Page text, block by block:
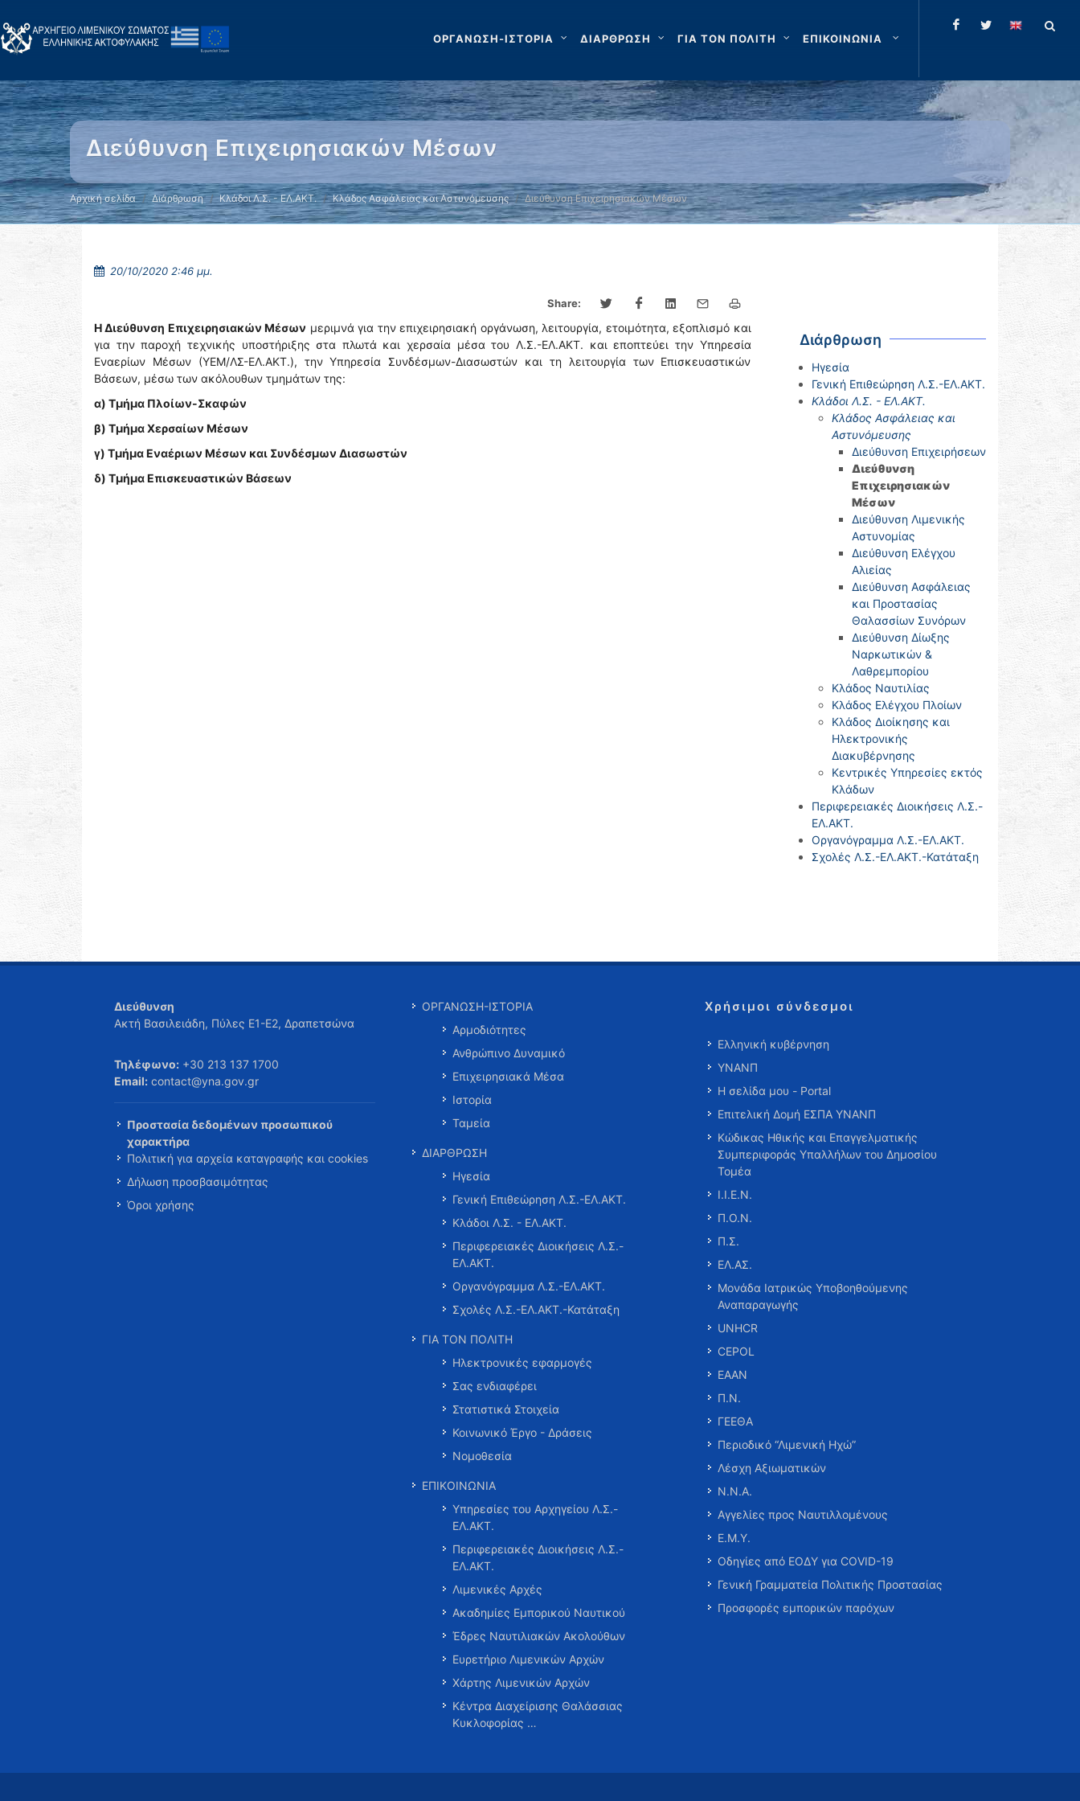
ΟΡΓΑΝΩΣΗ-ΙΣΤΟΡΙΑ ΔΙΑΡΘΡΩΣΗ ΓΙΑ ΤΟΝ ΠΟΛΙΤΗ ΕΠΙΚΟΙΝΩΝΙΑ
Διεύθυνση Επιχειρησιακών Μέσων
Αρχική σελίδα Διάρθρωση Κλάδοι Λ.Σ. - ΕΛ.ΑΚΤ. Κλάδος Ασφάλειας και Αστυνόμευσης Διεύθυνση Επιχειρησιακών Μέσων
20/10/2020 2:46 μμ.
Share:
Η Διεύθυνση Επιχειρησιακών Μέσων μεριμνά για την επιχειρησιακή οργάνωση, λειτουργία, ετοιμότητα, εξοπλισμό και
για την παροχή τεχνικής υποστήριξης στα πλωτά και χερσαία μέσα του Λ.Σ.-ΕΛ.ΑΚΤ. και εποπτεύει την Υπηρεσία
Εναερίων Μέσων (ΥΕΜ/ΛΣ-ΕΛ.ΑΚΤ.), την Υπηρεσία Συνδέσμων-Διασωστών και τη λειτουργία των Επισκευαστικών
Βάσεων, μέσω των ακόλουθων τμημάτων της:
α) Τμήμα Πλοίων-Σκαφών
β) Τμήμα Χερσαίων Μέσων
γ) Τμήμα Εναέριων Μέσων και Συνδέσμων Διασωστών
δ) Τμήμα Επισκευαστικών Βάσεων
Διάρθρωση
Ηγεσία
Γενική Επιθεώρηση Λ.Σ.-ΕΛ.ΑΚΤ.
Κλάδοι Λ.Σ. - ΕΛ.ΑΚΤ.
Κλάδος Ασφάλειας και
Αστυνόμευσης
Διεύθυνση Επιχειρήσεων
Διεύθυνση
Επιχειρησιακών
Μέσων
Διεύθυνση Λιμενικής
Αστυνομίας
Διεύθυνση Ελέγχου
Αλιείας
Διεύθυνση Ασφάλειας
και Προστασίας
Θαλασσίων Συνόρων
Διεύθυνση Δίωξης
Ναρκωτικών &
Λαθρεμπορίου
Κλάδος Ναυτιλίας
Κλάδος Ελέγχου Πλοίων
Κλάδος Διοίκησης και
Ηλεκτρονικής
Διακυβέρνησης
Κεντρικές Υπηρεσίες εκτός
Κλάδων
Περιφερειακές Διοικήσεις Λ.Σ.-
ΕΛ.ΑΚΤ.
Οργανόγραμμα Λ.Σ.-ΕΛ.ΑΚΤ.
Σχολές Λ.Σ.-ΕΛ.ΑΚΤ.-Κατάταξη
Διεύθυνση
Ακτή Βασιλειάδη, Πύλες Ε1-Ε2, Δραπετσώνα
Τηλέφωνο: +30 213 137 1700
Email: contact@yna.gov.gr
Προστασία δεδομένων προσωπικού
χαρακτήρα
Πολιτική για αρχεία καταγραφής και cookies
Δήλωση προσβασιμότητας
Όροι χρήσης
ΟΡΓΑΝΩΣΗ-ΙΣΤΟΡΙΑ
Αρμοδιότητες
Ανθρώπινο Δυναμικό
Επιχειρησιακά Μέσα
Ιστορία
Ταμεία
ΔΙΑΡΘΡΩΣΗ
Ηγεσία
Γενική Επιθεώρηση Λ.Σ.-ΕΛ.ΑΚΤ.
Κλάδοι Λ.Σ. - ΕΛ.ΑΚΤ.
Περιφερειακές Διοικήσεις Λ.Σ.-
ΕΛ.ΑΚΤ.
Οργανόγραμμα Λ.Σ.-ΕΛ.ΑΚΤ.
Σχολές Λ.Σ.-ΕΛ.ΑΚΤ.-Κατάταξη
ΓΙΑ ΤΟΝ ΠΟΛΙΤΗ
Ηλεκτρονικές εφαρμογές
Σας ενδιαφέρει
Στατιστικά Στοιχεία
Κοινωνικό Έργο - Δράσεις
Νομοθεσία
ΕΠΙΚΟΙΝΩΝΙΑ
Υπηρεσίες του Αρχηγείου Λ.Σ.-
ΕΛ.ΑΚΤ.
Περιφερειακές Διοικήσεις Λ.Σ.-
ΕΛ.ΑΚΤ.
Λιμενικές Αρχές
Ακαδημίες Εμπορικού Ναυτικού
Έδρες Ναυτιλιακών Ακολούθων
Ευρετήριο Λιμενικών Αρχών
Χάρτης Λιμενικών Αρχών
Κέντρα Διαχείρισης Θαλάσσιας
Κυκλοφορίας …
Χρήσιμοι σύνδεσμοι
Ελληνική κυβέρνηση
ΥΝΑΝΠ
Η σελίδα μου - Portal
Επιτελική Δομή ΕΣΠΑ ΥΝΑΝΠ
Κώδικας Ηθικής και Επαγγελματικής
Συμπεριφοράς Υπαλλήλων του Δημοσίου
Τομέα
Ι.Ι.Ε.Ν.
Π.Ο.Ν.
Π.Σ.
ΕΛ.ΑΣ.
Μονάδα Ιατρικώς Υποβοηθούμενης
Αναπαραγωγής
UNHCR
CEPOL
ΕΑΑΝ
Π.Ν.
ΓΕΕΘΑ
Περιοδικό “Λιμενική Ηχώ”
Λέσχη Αξιωματικών
Ν.Ν.Α.
Αγγελίες προς Ναυτιλλομένους
Ε.Μ.Υ.
Οδηγίες από ΕΟΔΥ για COVID-19
Γενική Γραμματεία Πολιτικής Προστασίας
Προσφορές εμπορικών παρόχων